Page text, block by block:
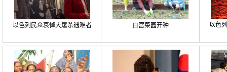
以色列民众哀悼大屠杀遇难者 白宫菜园开种 以色